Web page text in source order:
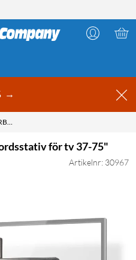
→
NEDIS TILT- OCH ROTERBART BORDSSTATIV FÖR TV 37-75"
för tv 37-75"
Artikelnr: 30967